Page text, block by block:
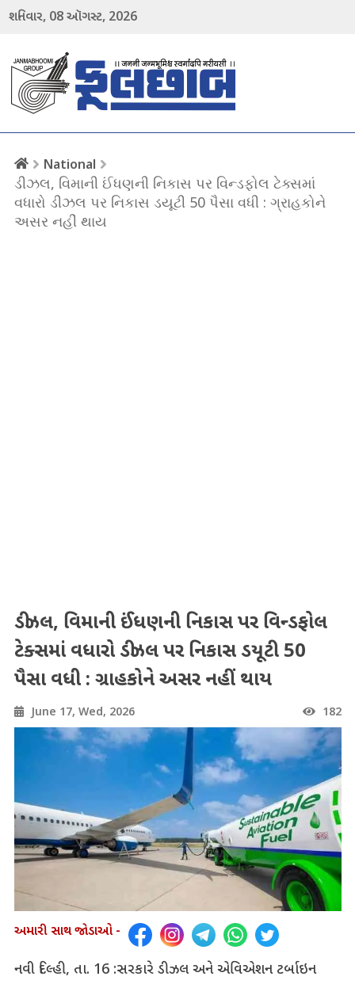
શનિવાર, 08ઑગસ્ટ, 2026
National
ડીઝલ, વિમાની ઈંધણની નિકાસ પર વિન્ડફોલ ટેક્સમાં
વધારો ડીઝલ પર નિકાસ ડયૂટી 50 પૈસા વધી : ગ્રાહકોને
અસર નહીં થાય
ડીઝલ, વિમાની ઈંધણની નિકાસ પર વિન્ડફોલ
ટેક્સમાં વધારો ડીઝલ પર નિકાસ ડયૂટી 50
પૈસા વધી : ગ્રાહકોને અસર નહીં થાય
June 17, Wed, 2026 182
અમારી સાથ જોડાઓ -
નવી દિલ્હી, તા. 16 :સરકારે ડીઝલ અને એવિએશન ટર્બાઇન